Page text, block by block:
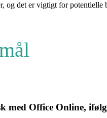
det er vigtigt for
med Office Online,